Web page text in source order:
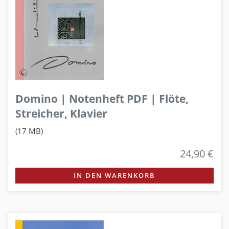
Domino | Notenheft PDF | Flöte,
Streicher, Klavier
(17 MB)
24,90 €
IN DEN WARENKORB